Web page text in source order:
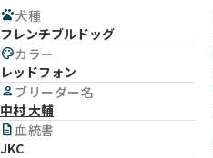
pets犬種
フレンチブルドッグ
paletteカラー
レッドフォン
person ブリーダー名
中村 大輔
description血統書
JKC